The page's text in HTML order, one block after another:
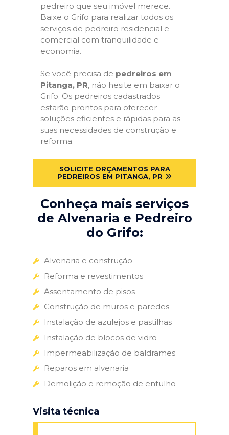
pedreiro que seu imóvel merece.
Baixe o Grifo para realizar todos os
serviços de pedreiro residencial e
comercial com tranquilidade e
economia.
Se você precisa de pedreiros em
Pitanga, PR, não hesite em baixar o
Grifo. Os pedreiros cadastrados
estarão prontos para oferecer
soluções eficientes e rápidas para as
suas necessidades de construção e
reforma.
SOLICITE ORÇAMENTOS PARA
PEDREIROS EM PITANGA, PR
Conheça mais serviços
de Alvenaria e Pedreiro
do Grifo:
Alvenaria e construção
Reforma e revestimentos
Assentamento de pisos
Construção de muros e paredes
Instalação de azulejos e pastilhas
Instalação de blocos de vidro
Impermeabilização de baldrames
Reparos em alvenaria
Demolição e remoção de entulho
Visita técnica